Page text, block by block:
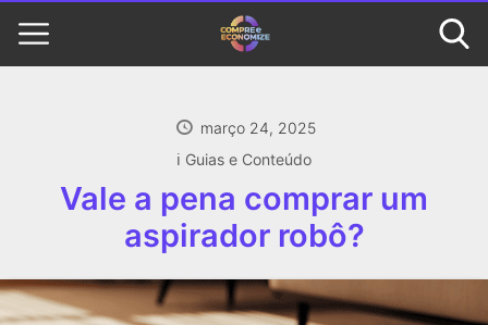
março 24, 2025
ℹ️ Guias e Conteúdo
Vale a pena comprar um
aspirador robô?